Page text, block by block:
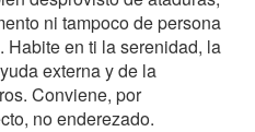
ni tampoco de persona
en ti la serenidad, la
externa y de la
Conviene, por
no enderezado.